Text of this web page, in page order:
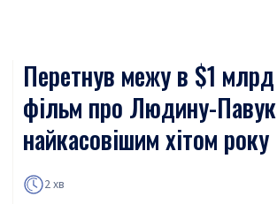
Перетнув межу в $1 млрд
фільм про Людину-
найкасовішим хітом року
2 хв